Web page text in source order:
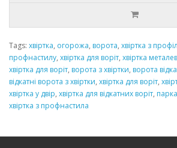
Tags: хвіртка, огорожа, ворота, хвіртка з
профнастилу, хвіртка для воріт, хвіртка
хвіртка для воріт, ворота з хвіртки, ворота
відкатні ворота з хвіртки, хвіртка для воріт,
хвіртка у двір, хвіртка для відкатних воріт,
хвіртка з профнастила